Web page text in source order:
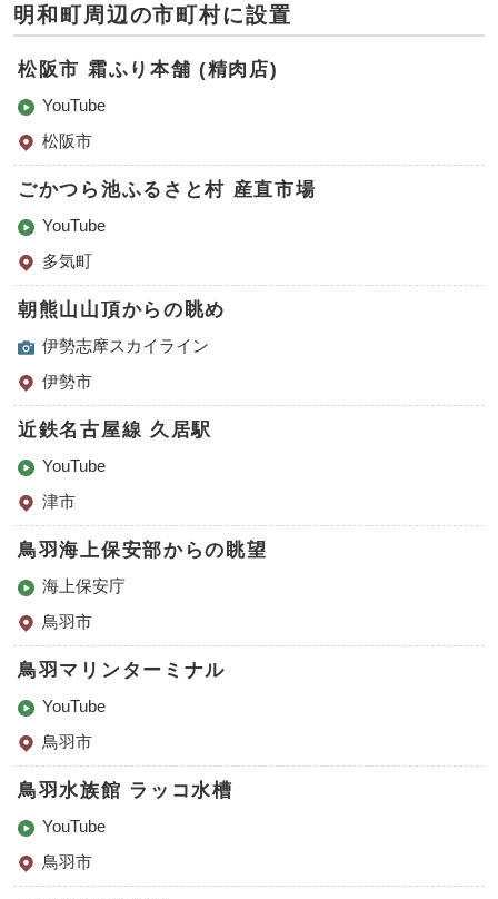
明和町周辺の市町村に設置
松阪市 霜ふり本舗 (精肉店)
YouTube
松阪市
ごかつら池ふるさと村 産直市場
YouTube
多気町
朝熊山山頂からの眺め
伊勢志摩スカイライン
伊勢市
近鉄名古屋線 久居駅
YouTube
津市
鳥羽海上保安部からの眺望
海上保安庁
鳥羽市
鳥羽マリンターミナル
YouTube
鳥羽市
鳥羽水族館 ラッコ水槽
YouTube
鳥羽市